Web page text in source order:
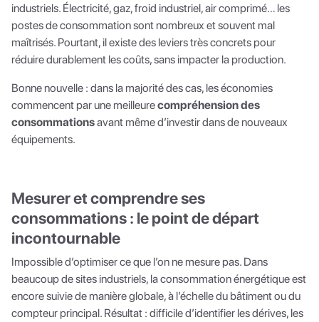
industriels. Électricité, gaz, froid industriel, air comprimé… les
postes de consommation sont nombreux et souvent mal
maîtrisés. Pourtant, il existe des leviers très concrets pour
réduire durablement les coûts, sans impacter la production.
Bonne nouvelle : dans la majorité des cas, les économies
commencent par une meilleurecompréhension des
consommationsavant même d’investir dans de nouveaux
équipements.
Mesurer et comprendre ses
consommations : le point de départ
incontournable
Impossible d’optimiser ce que l’on ne mesure pas. Dans
beaucoup de sites industriels, la consommation énergétique est
encore suivie de manière globale, à l’échelle du bâtiment ou du
compteur principal. Résultat : difficile d’identifier les dérives, les